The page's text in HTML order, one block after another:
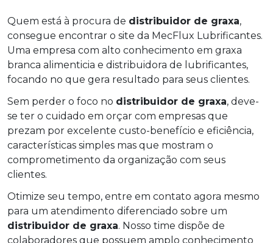
Quem está à procura de distribuidor de graxa,
consegue encontrar o site da MecFlux Lubrificantes.
Uma empresa com alto conhecimento em graxa
branca alimenticia e distribuidora de lubrificantes,
focando no que gera resultado para seus clientes.
Sem perder o foco no distribuidor de graxa, deve-
se ter o cuidado em orçar com empresas que
prezam por excelente custo-benefício e eficiência,
características simples mas que mostram o
comprometimento da organização com seus
clientes.
Otimize seu tempo, entre em contato agora mesmo
para um atendimento diferenciado sobre um
distribuidor de graxa. Nosso time dispõe de
colaboradores que possuem amplo conhecimento